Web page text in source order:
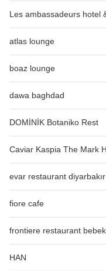
Les ambassadeurs hotel
atlas lounge
boaz lounge
dawa baghdad
DOMİNİK Botaniko Rest
Caviar Kaspia The Mark
evar restaurant diyarbakır
fiore cafe
frontiere restaurant bebek
HAN